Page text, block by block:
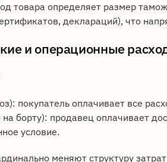
товара определяет размер
деклараций), что
и операционные
покупатель оплачивает все
на борту): продавец оплачивает
условие.
меняют структуру